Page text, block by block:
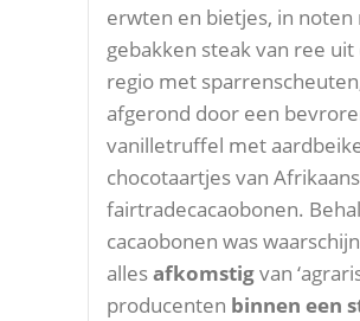
erwten en bietjes, in noten
gebakken steak van ree uit
regio met
afgerond door een
vanilletruffel met
chocotaartjes van
fairtradecacaobonen.
cacaobonen was
allesafkomstigvan
producenten binnen een